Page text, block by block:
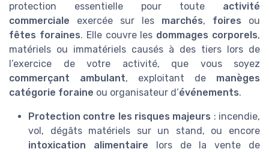
protection essentielle pour toute activité
commerciale exercée sur les marchés, foires ou
fêtes foraines. Elle couvre les dommages corporels,
matériels ou immatériels causés à des tiers lors de
l’exercice de votre activité, que vous soyez
commerçant ambulant, exploitant de manèges
catégorie foraine ou organisateur d’événements.
Protection contre les risques majeurs : incendie,
vol, dégâts matériels sur un stand, ou encore
intoxication alimentaire lors de la vente de